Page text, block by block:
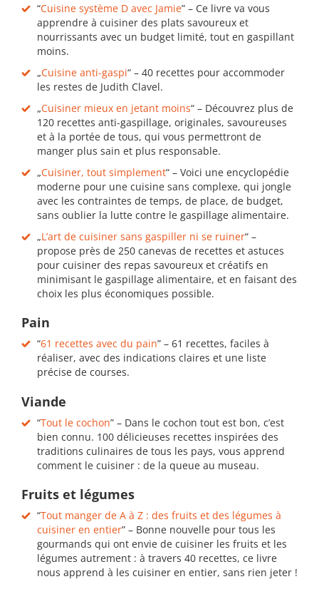
“Cuisine système D avec Jamie” – Ce livre va vous
apprendre à cuisiner des plats savoureux et
nourrissants avec un budget limité, tout en gaspillant
moins.
„Cuisine anti-gaspi“ – 40 recettes pour accommoder
les restes de Judith Clavel.
„Cuisiner mieux en jetant moins“ – Découvrez plus de
120 recettes anti-gaspillage, originales, savoureuses
et à la portée de tous, qui vous permettront de
manger plus sain et plus responsable.
„Cuisiner, tout simplement“ – Voici une encyclopédie
moderne pour une cuisine sans complexe, qui jongle
avec les contraintes de temps, de place, de budget,
sans oublier la lutte contre le gaspillage alimentaire.
„L’art de cuisiner sans gaspiller ni se ruiner“ –
propose près de 250 canevas de recettes et astuces
pour cuisiner des repas savoureux et créatifs en
minimisant le gaspillage alimentaire, et en faisant des
choix les plus économiques possible.
Pain
“61 recettes avec du pain” – 61 recettes, faciles à
réaliser, avec des indications claires et une liste
précise de courses.
Viande
“Tout le cochon” – Dans le cochon tout est bon, c’est
bien connu. 100 délicieuses recettes inspirées des
traditions culinaires de tous les pays, vous apprend
comment le cuisiner : de la queue au museau.
Fruits et légumes
“Tout manger de A à Z : des fruits et des légumes à
cuisiner en entier” – Bonne nouvelle pour tous les
gourmands qui ont envie de cuisiner les fruits et les
légumes autrement : à travers 40 recettes, ce livre
nous apprend à les cuisiner en entier, sans rien jeter !